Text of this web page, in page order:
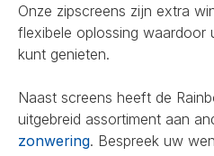
Onze zipscreens zijn extra
flexibele oplossing waardoor
kunt genieten.
Naast screens heeft de
uitgebreid assortiment aan
zonwering. Bespreek uw